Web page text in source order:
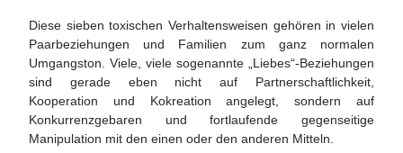
Diese sieben toxischen Verhaltensweisen gehören in vielen
Paarbeziehungen und Familien zum ganz normalen
Umgangston. Viele, viele sogenannte „Liebes“-Beziehungen
sind gerade eben nicht auf Partnerschaftlichkeit,
Kooperation und Kokreation angelegt, sondern auf
Konkurrenzgebaren und fortlaufende gegenseitige
Manipulation mit den einen oder den anderen Mitteln.